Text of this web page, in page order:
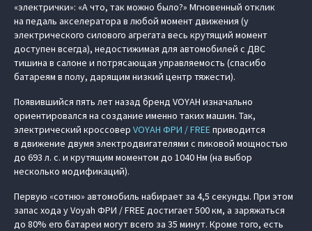
«электрички»: «А что, так можно было?» Мгновенный отклик
на педаль акселератора в любой момент движения (у
электрического силового агрегата весь крутящий момент
доступен всегда), недостижимая для автомобилей с ДВС
тишина в салоне и потрясающая управляемость (спасибо
батареям в полу, дарящим низкий центр тяжести).
Появившийся пять лет назад бренд VOYAH изначально
ориентировался на создание именно таких машин. Так,
электрический кроссовер VOYAH ФРИ / FREEприводится
в движение двумя электродвигателями с пиковой мощностью
до 693 л. с. и крутящим моментом до 1040 Нм (на выбор
несколько модификаций).
Первую «сотню» автомобиль набирает за 4,5 секунды. При этом
запас хода у Voyah ФРИ / FREE достигает 500 км, а заряжаться
до 80% его батареи могут всего за 35 минут. Кроме того, есть